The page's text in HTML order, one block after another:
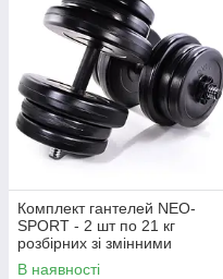
Комплект гантелей NEO-
SPORT - 2 шт по 21 кг
розбірних зі змінними
дисками
В наявності